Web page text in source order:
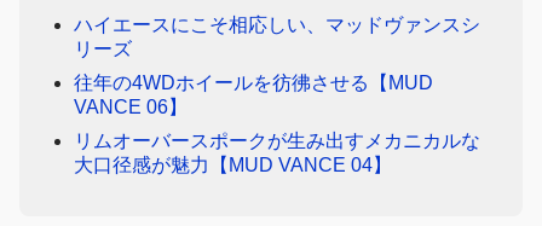
ハイエースにこそ相応しい、マッドヴァンスシ
リーズ
往年の4WDホイールを彷彿させる【MUD
VANCE 06】
リムオーバースポークが生み出すメカニカルな
大口径感が魅力【MUD VANCE 04】